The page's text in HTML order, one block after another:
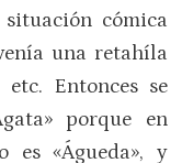
cómica
una retahíla
Entonces se
porque en
es «Águeda», y